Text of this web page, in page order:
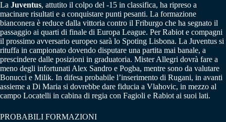
La Juventus, attutito il colpo del -15 in classifica, ha ripreso a
macinare risultati e a conquistare punti pesanti. La formazione
bianconera è reduce dalla vittoria contro il Friburgo che ha segnato il
passaggio ai quarti di finale di Europa League. Per Rabiot e compagni
il prossimo avversario europeo sarà lo Spoting Lisbona. La Juventus si
rituffa in campionato dovendo disputare una partita mai banale, a
prescindere dalle posizioni in graduatoria. Mister Allegri dovrà fare a
meno degli infortunati Alex Sandro e Pogba, mentre sono da valutare
Bonucci e Milik. In difesa probabile l’inserimento di Rugani, in avanti
assieme a Di Maria si dovrebbe dare fiducia a Vlahovic, in mezzo al
campo Locatelli in cabina di regia con Fagioli e Rabiot ai suoi lati.
PROBABILI FORMAZIONI